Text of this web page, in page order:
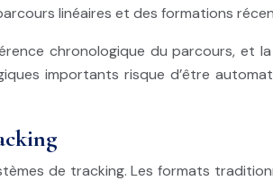
linéaires et des formations
chronologique du parcours, et
importants risque d’être
de tracking. Les formats